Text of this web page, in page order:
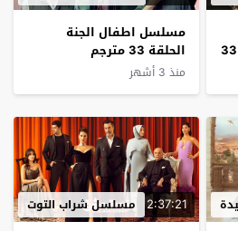
سلطان الفتوحات الحلقة 33
مسلسل اطفال الجنة
الحلقة 33 مترجم
منذ 3 أشهر
2:37:21 مسلسل شراب التوت